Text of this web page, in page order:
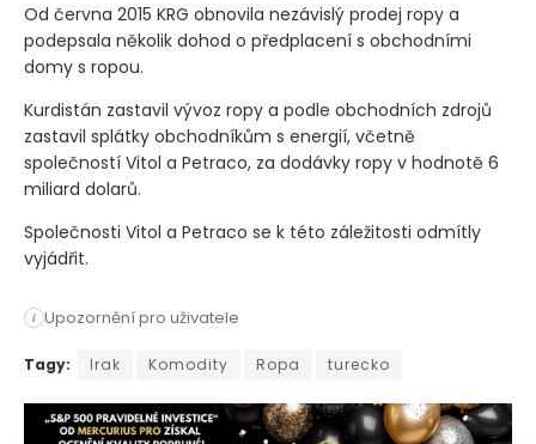
Od června 2015 KRG obnovila nezávislý prodej ropy a
podepsala několik dohod o předplacení s obchodními
domy s ropou.
Kurdistán zastavil vývoz ropy a podle obchodních zdrojů
zastavil splátky obchodníkům s energií, včetně
společností Vitol a Petraco, za dodávky ropy v hodnotě 6
miliard dolarů.
Společnosti Vitol a Petraco se k této záležitosti odmítly
vyjádřit.
i Upozornění pro uživatele
Rozhodnutí mezinárodní arbitráže z 23. března vedlo k
Tagy: Irak Komodity Ropa turecko